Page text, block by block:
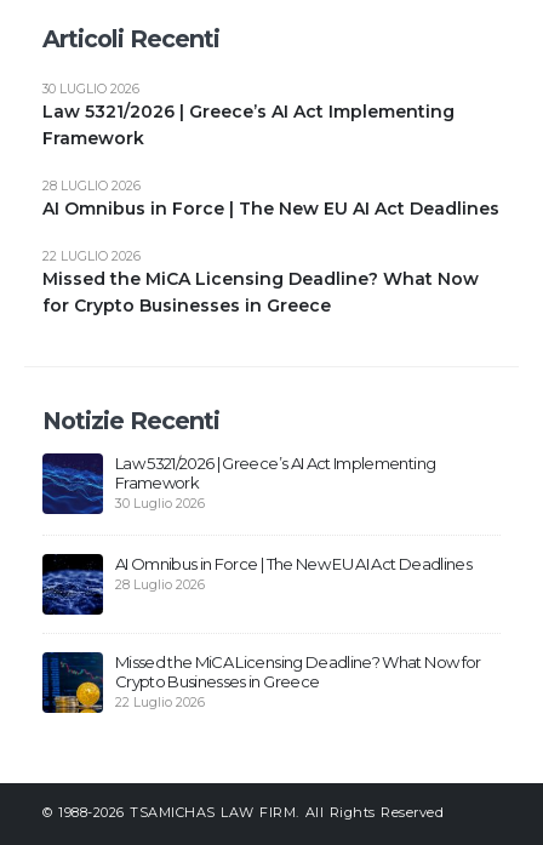
Articoli Recenti
Law 5321/2026 | Greece’s AI Act Implementing
Framework
30 LUGLIO 2026
AI Omnibus in Force | The New EU AI Act Deadlines
28 LUGLIO 2026
Missed the MiCA Licensing Deadline? What Now
for Crypto Businesses in Greece
22 LUGLIO 2026
Notizie Recenti
Law 5321/2026 | Greece’s AI Act Implementing
Framework
30 Luglio 2026
AI Omnibus in Force | The New EU AI Act Deadlines
28 Luglio 2026
Missed the MiCA Licensing Deadline? What Now for
Crypto Businesses in Greece
22 Luglio 2026
© 1988-2026 TSAMICHAS LAW FIRM. All Rights Reserved